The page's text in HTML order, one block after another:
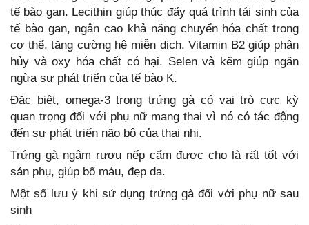
tế bào gan. Lecithin giúp thúc đẩy quá trình tái sinh của
tế bào gan, ngân cao khả năng chuyển hóa chất trong
cơ thể, tăng cường hệ miễn dịch. Vitamin B2 giúp phân
hủy và oxy hóa chất có hại. Selen và kẽm giúp ngăn
ngừa sự phát triển của tế bào K.
Đặc biệt, omega-3 trong trứng gà có vai trò cực kỳ
quan trọng đối với phụ nữ mang thai vì nó có tác động
đến sự phát triển não bộ của thai nhi.
Trứng gà ngâm rượu nếp cẩm được cho là rất tốt với
sản phụ, giúp bổ máu, đẹp da.
Một số lưu ý khi sử dụng trứng gà đối với phụ nữ sau
sinh